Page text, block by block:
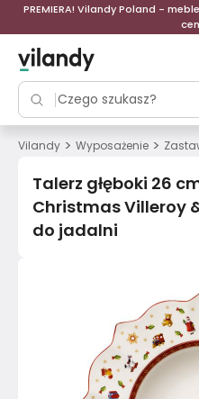
PREMIERA! Vilandy Poland -
Vilandy > Wyposażenie >
Talerz głęboki 26
Christmas Villeroy
do jadalni